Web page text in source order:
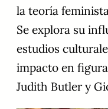
la teoría
Se explora su
estudios
impacto en
Judith Butler y